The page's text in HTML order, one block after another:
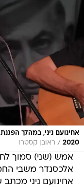
2020
/ ראובן קסטרו
אמש (שני) סמוך
אלכסנדר משבי
אחינועם ניני